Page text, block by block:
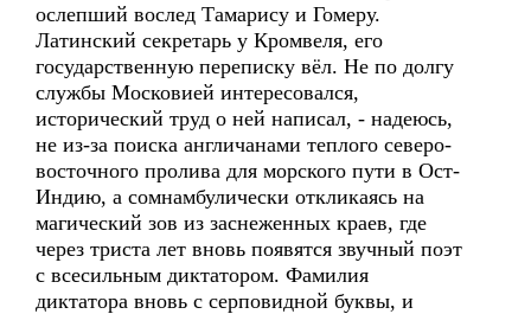
ослепший вослед Тамарису и Гомеру.
Латинский секретарь у Кромвеля, его
государственную переписку вёл. Не по долгу
службы Московией интересовался,
исторический труд о ней написал, - надеюсь,
не из-за поиска англичанами теплого северо-
восточного пролива для морского пути в Ост-
Индию, а сомнамбулически откликаясь на
магический зов из заснеженных краев, где
через триста лет вновь появятся звучный поэт
с всесильным диктатором. Фамилия
диктатора вновь с серповидной буквы, и